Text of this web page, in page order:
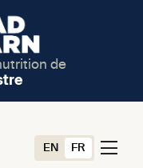
de
EN FR